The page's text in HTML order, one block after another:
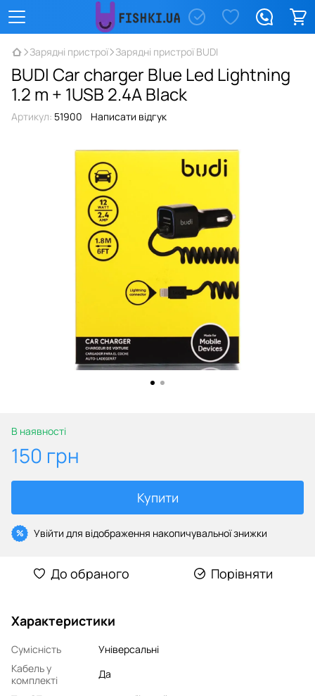
Зарядні пристрої Зарядні пристрої BUDI
BUDI Car charger Blue Led Lightning
1.2 m + 1USB 2.4A Black
Артикул: 51900 Написати відгук
В наявності
150 грн
Купити
% Увійти для відображення накопичувальної знижки
До обраного Порівняти
Характеристики
Сумісність
Універсальні
Кабель у
комплекті
Да